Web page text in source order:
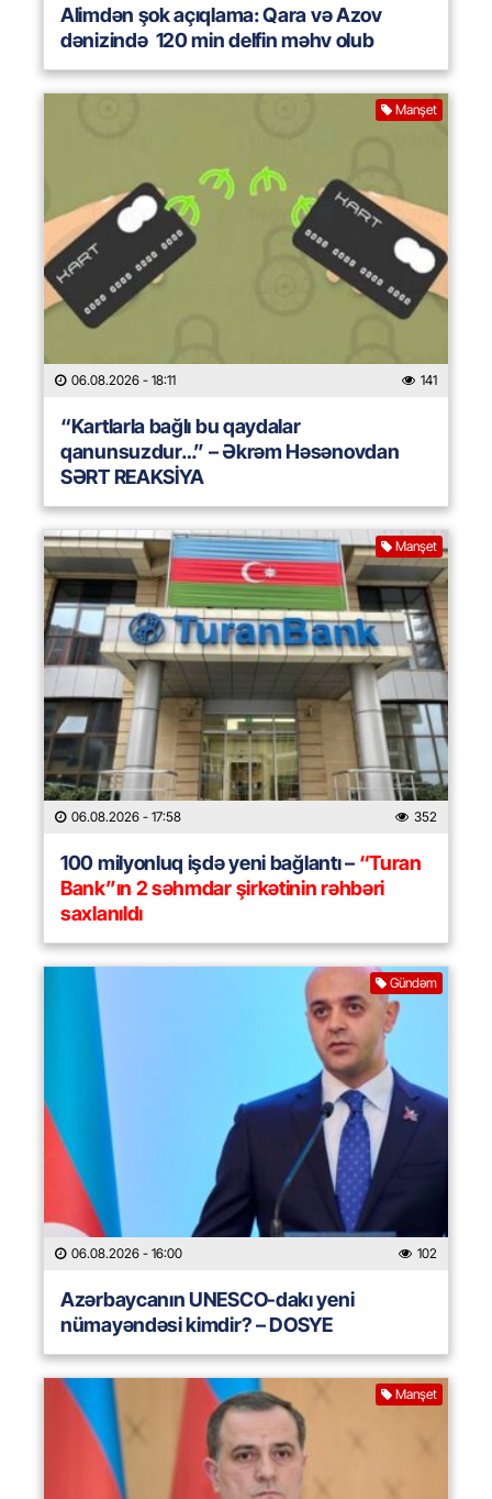
Alimdən şok açıqlama: Qara və Azov
dənizində 120 min delfin məhv olub
Manşet
06.08.2026 - 18:11 141
“Kartlarla bağlı bu qaydalar
qanunsuzdur…” – Əkrəm Həsənovdan
SƏRT REAKSİYA
Manşet
06.08.2026 - 17:58 352
100 milyonluq işdə yeni bağlantı –“Turan
Bank”ın 2 səhmdar şirkətinin rəhbəri
saxlanıldı
Gündəm
06.08.2026 - 16:00 102
Azərbaycanın UNESCO-dakı yeni
nümayəndəsi kimdir? – DOSYE
Manşet